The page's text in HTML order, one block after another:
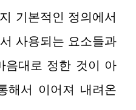
기본적인 정의에서
사용되는 요소들과
음대로 정한 것이 아
해서 이어져 내려온